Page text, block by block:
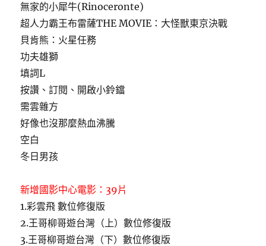
無家的小犀牛(Rinoceronte)
超人力霸王布雷薩THE MOVIE：大怪獸東京決戰
貝肯熊：火星任務
功夫雄獅
填詞L
按讚、訂閱、開啟小鈴鐺
需雲雜方
好像也沒那麼熱血沸騰
空白
冬日男孩
新增國影中心電影：39片
1.彩雲飛 數位修復版
2.王哥柳哥遊台灣（上）數位修復版
3.王哥柳哥遊台灣（下）數位修復版